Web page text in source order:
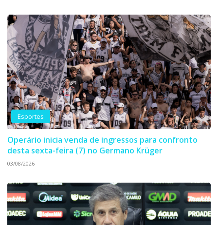
Esportes
Operário inicia venda de ingressos para confronto
desta sexta-feira (7) no Germano Krüger
03/08/2026